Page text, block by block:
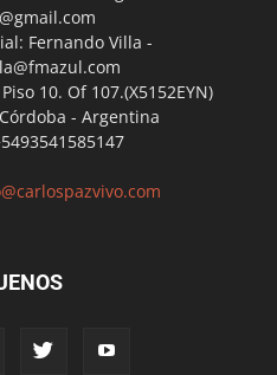
Fernando Villa -
10. Of 107.(X5152EYN)
- Argentina